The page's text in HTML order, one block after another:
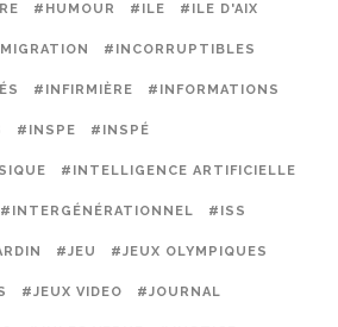
#HUMOUR #ILE #ILE D'AIX
#INCORRUPTIBLES
#INFIRMIÈRE #INFORMATIONS
#INSPE #INSPÉ
#INTELLIGENCE ARTIFICIELLE
#INTERGÉNÉRATIONNEL #ISS
#JEU #JEUX OLYMPIQUES
#JEUX VIDEO #JOURNAL